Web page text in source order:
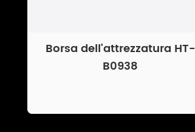
Borsa dell'attrezzatura HT-
B0938